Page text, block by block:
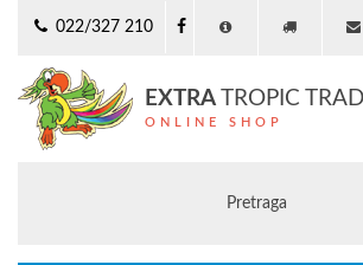
022/327 210
EXTRA TROPIC
ONLINE SHOP